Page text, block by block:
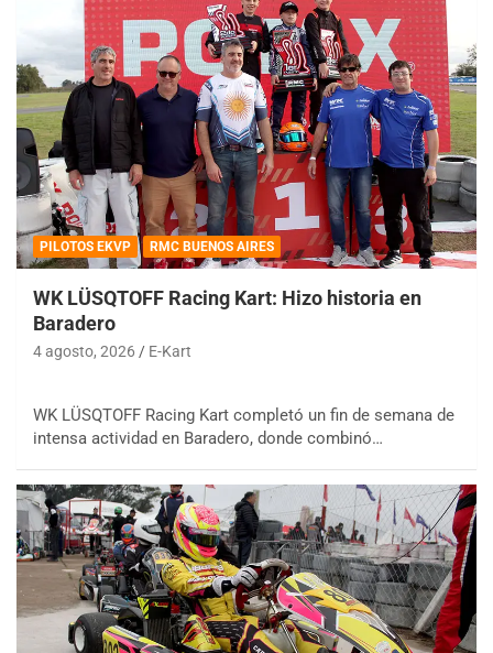
PILOTOS EKVP RMC BUENOS AIRES
WK LÜSQTOFF Racing Kart: Hizo historia en
Baradero
4 agosto, 2026 E-Kart
WK LÜSQTOFF Racing Kart completó un fin de semana de
intensa actividad en Baradero, donde combinó…